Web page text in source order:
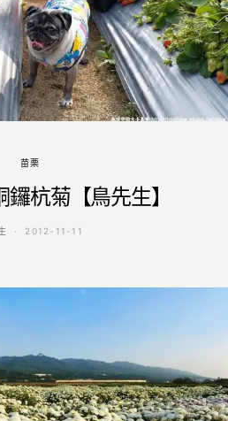
苗栗
杭菊【鳥先生】
2012-11-11